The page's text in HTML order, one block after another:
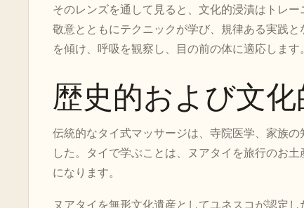
そのレンズを通して見ると、文化的浸漬はトレ
敬意とともにテクニックが学び、規律ある実践
を傾け、呼吸を観察し、目の前の体に適応します。
歴史的および文
伝統的なタイ式マッサージは、寺院医学、家族
した。タイで学ぶことは、ヌアタイを旅行のお
になります。
ヌアタイを無形文化遺産としてユネスコが認定